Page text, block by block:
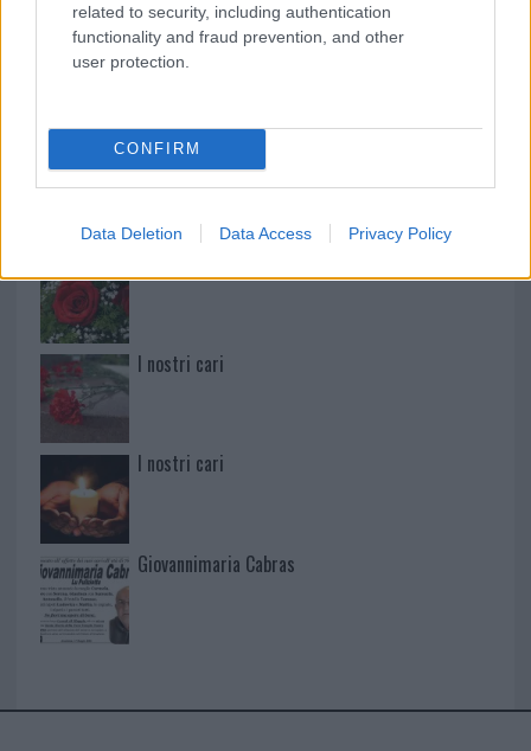
related to security, including authentication
functionality and fraud prevention, and other
user protection.
CONFIRM
Data Deletion Data Access Privacy Policy
Paolo Pinna
Martina Agostina Diturco
I nostri cari
I nostri cari
Giovannimaria Cabras